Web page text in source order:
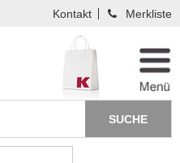
Kontakt Merkliste